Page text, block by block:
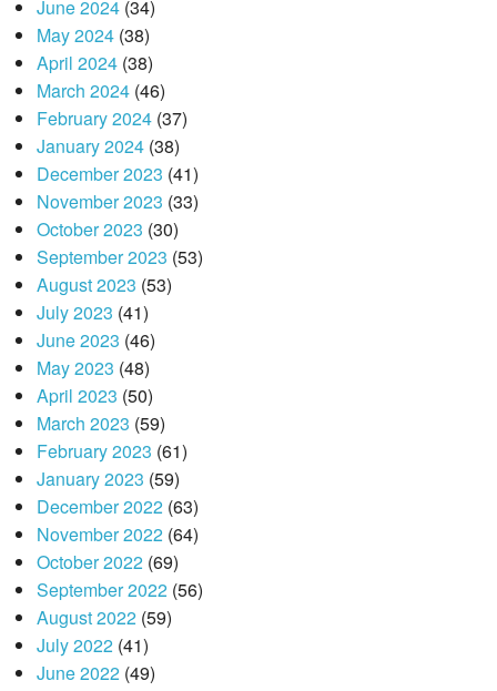
June 2024(34)
May 2024(38)
April 2024(38)
March 2024(46)
February 2024(37)
January 2024(38)
December 2023 (41)
November 2023 (33)
October 2023 (30)
September 2023 (53)
August 2023 (53)
July 2023 (41)
June 2023 (46)
May 2023 (48)
April 2023 (50)
March 2023 (59)
February 2023 (61)
January 2023 (59)
December 2022(63)
November 2022(64)
October 2022(69)
September 2022(56)
August 2022(59)
July 2022(41)
June 2022(49)